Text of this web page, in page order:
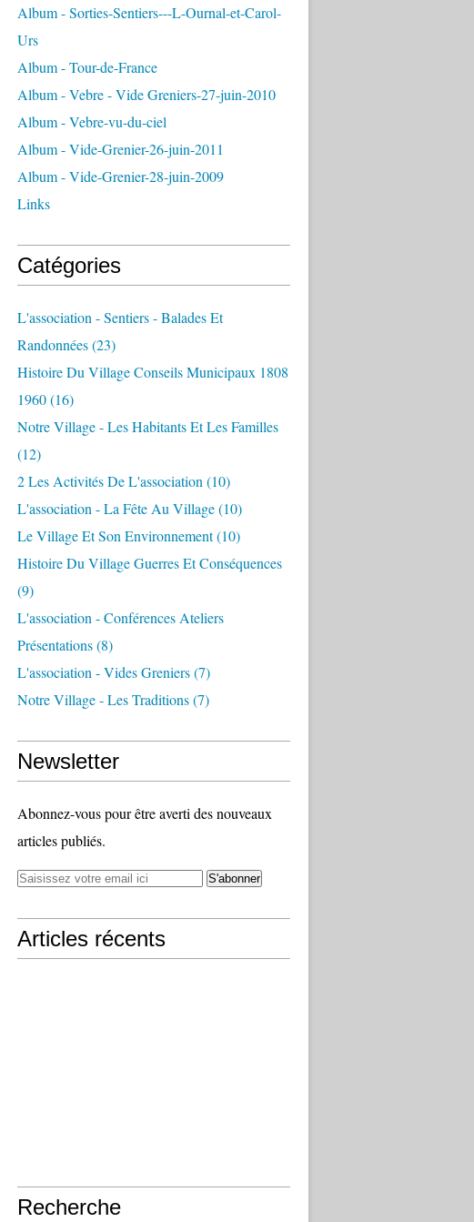
Album - Sorties-Sentiers---L-Ournal-et-Carol-
Urs
Album - Tour-de-France
Album - Vebre - Vide Greniers-27-juin-2010
Album - Vebre-vu-du-ciel
Album - Vide-Grenier-26-juin-2011
Album - Vide-Grenier-28-juin-2009
Links
Catégories
L'association - Sentiers - Balades Et
Randonnées(23)
Histoire Du Village Conseils Municipaux 1808
1960(16)
Notre Village - Les Habitants Et Les Familles
(12)
2 Les Activités De L'association (10)
L'association - La Fête Au Village(10)
Le Village Et Son Environnement(10)
Histoire Du Village Guerres Et Conséquences
(9)
L'association - Conférences Ateliers
Présentations(8)
L'association - Vides Greniers(7)
Notre Village - Les Traditions(7)
Newsletter
Abonnez-vous pour être averti des nouveaux
articles publiés.
Articles récents
Recherche